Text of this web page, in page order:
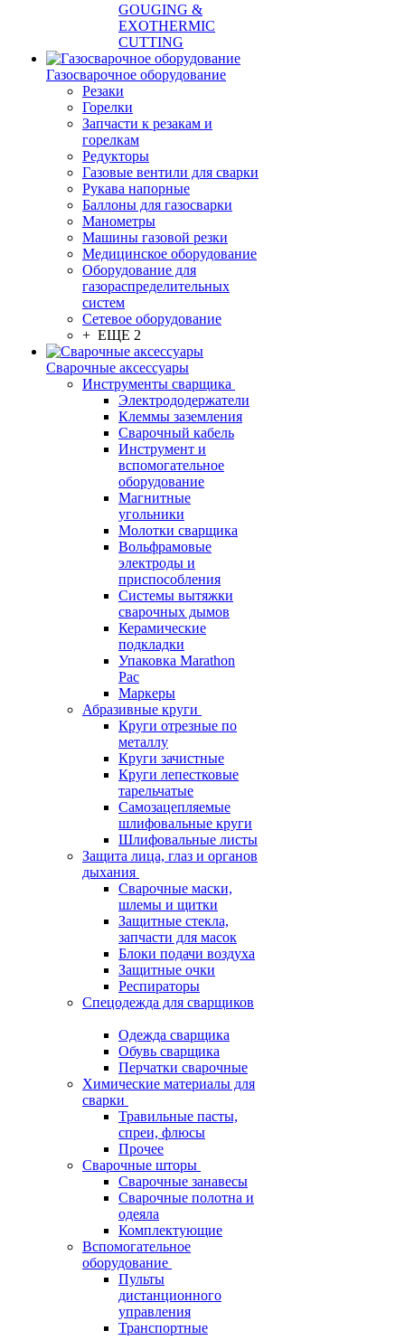
GOUGING &
EXOTHERMIC
CUTTING
Газосварочное оборудование
Резаки
Горелки
Запчасти к резакам и
горелкам
Редукторы
Газовые вентили для сварки
Рукава напорные
Баллоны для газосварки
Манометры
Машины газовой резки
Медицинское оборудование
Оборудование для
газораспределительных
систем
Сетевое оборудование
+ ЕЩЕ 2
Сварочные аксессуары
Инструменты сварщика
Электрододержатели
Клеммы заземления
Сварочный кабель
Инструмент и
вспомогательное
оборудование
Магнитные
угольники
Молотки сварщика
Вольфрамовые
электроды и
приспособления
Системы вытяжки
сварочных дымов
Керамические
подкладки
Упаковка Marathon
Pac
Маркеры
Абразивные круги
Круги отрезные по
металлу
Круги зачистные
Круги лепестковые
тарельчатые
Самозацепляемые
шлифовальные круги
Шлифовальные листы
Защита лица, глаз и органов
дыхания
Сварочные маски,
шлемы и щитки
Защитные стекла,
запчасти для масок
Блоки подачи воздуха
Защитные очки
Респираторы
Спецодежда для сварщиков
Одежда сварщика
Обувь сварщика
Перчатки сварочные
Химические материалы для
сварки
Травильные пасты,
спреи, флюсы
Прочее
Сварочные шторы
Сварочные занавесы
Сварочные полотна и
одеяла
Комплектующие
Вспомогательное
оборудование
Пульты
дистанционного
управления
Транспортные